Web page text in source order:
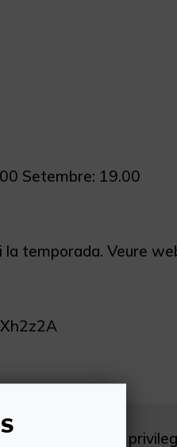
Setembre: 19.00
temporada. Veure
entorn natural